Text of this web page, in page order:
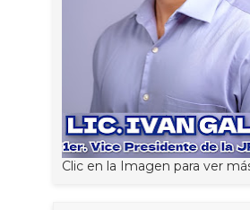
Clic en la Imagen para ver